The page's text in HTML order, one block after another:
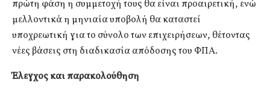
πρώτη φάση η συμμετοχή τους θα είναι προαιρετική, ενώ
μελλοντικά η μηνιαία υποβολή θα καταστεί
υποχρεωτική για το σύνολο των επιχειρήσεων, θέτοντας
νέες βάσεις στη διαδικασία απόδοσης του ΦΠΑ.
Έλεγχος και παρακολούθηση